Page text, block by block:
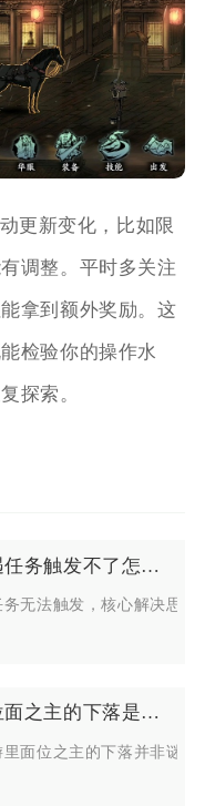
更新变化，比如限
调整。平时多关注
拿到额外奖励。这
检验你的操作水
探索。
楚留香奇遇任务触发不了怎么办有什么解决方法
无法触发，核心解决思
斗罗大陆位面之主的下落是一种谜吗
面位之主的下落并非谜